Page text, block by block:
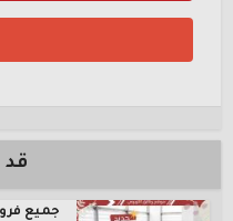
قد
جميع